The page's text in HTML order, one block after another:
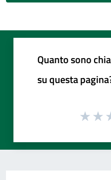
Quanto sono
su questa